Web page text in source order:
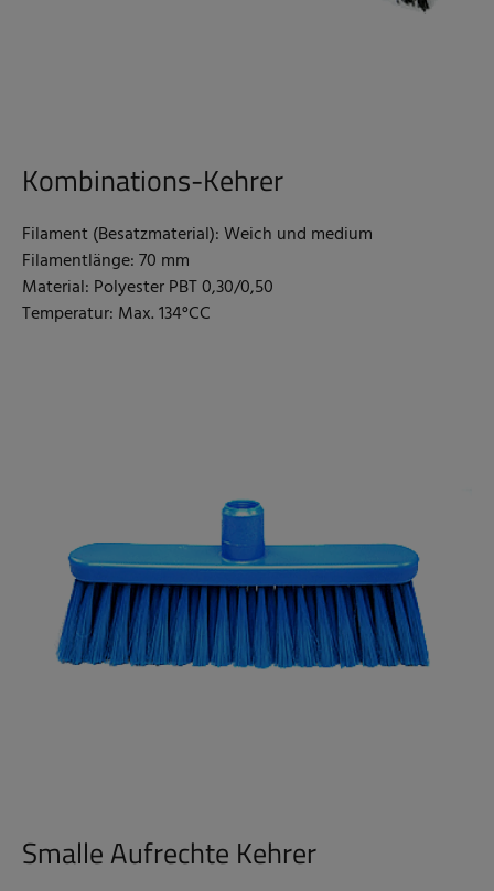
Kombinations-Kehrer
Filament (Besatzmaterial): Weich und medium
Filamentlänge: 70 mm
Material: Polyester PBT 0,30/0,50
Temperatur: Max. 134°CC
Smalle Aufrechte Kehrer